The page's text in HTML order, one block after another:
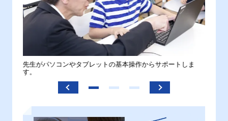
先生がパソコンやタブレットの基本操作からサポートしま
す。